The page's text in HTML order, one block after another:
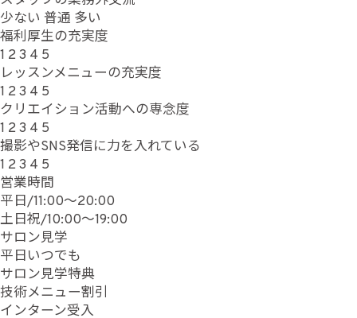
少ない 普通 多い
福利厚生の充実度
1 23 4 5
レッスンメニューの充実度
1 23 4 5
クリエイション活動への専念度
1 23 4 5
撮影やSNS発信に力を入れている
1 23 4 5
営業時間
平日/11:00～20:00
土日祝/10:00～19:00
サロン見学
平日いつでも
サロン見学特典
技術メニュー割引
インターン受入